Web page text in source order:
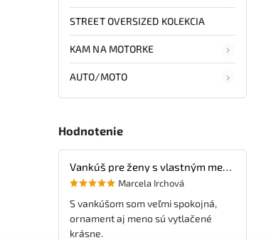
STREET OVERSIZED KOLEKCIA
KAM NA MOTORKE
AUTO/MOTO
Hodnotenie
Marcela Irchová
S vankúšom som veľmi spokojná,
ornament aj meno sú vytlačené
krásne.